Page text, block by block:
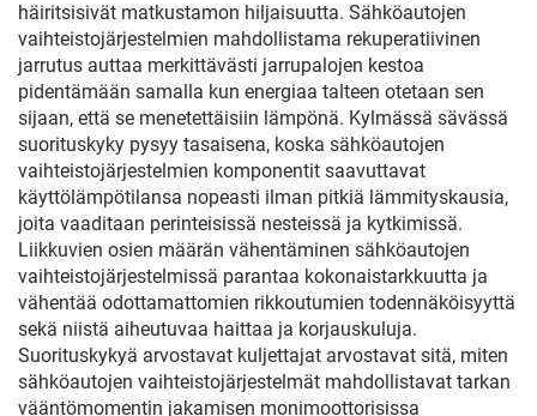
häiritsisivät matkustamon hiljaisuutta. Sähköautojen
vaihteistojärjestelmien mahdollistama rekuperatiivinen
jarrutus auttaa merkittävästi jarrupalojen kestoa
pidentämään samalla kun energiaa talteen otetaan sen
sijaan, että se menetettäisiin lämpönä. Kylmässä sävässä
suorituskyky pysyy tasaisena, koska sähköautojen
vaihteistojärjestelmien komponentit saavuttavat
käyttölämpötilansa nopeasti ilman pitkiä lämmityskausia,
joita vaaditaan perinteisissä nesteissä ja kytkimissä.
Liikkuvien osien määrän vähentäminen sähköautojen
vaihteistojärjestelmissä parantaa kokonaistarkkuutta ja
vähentää odottamattomien rikkoutumien todennäköisyyttä
sekä niistä aiheutuvaa haittaa ja korjauskuluja.
Suorituskykyä arvostavat kuljettajat arvostavat sitä, miten
sähköautojen vaihteistojärjestelmät mahdollistavat tarkan
vääntömomentin jakamisen monimoottorisissa